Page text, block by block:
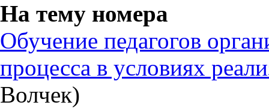
На тему номера
Обучение педагогов
процесса в условиях
Волчек)